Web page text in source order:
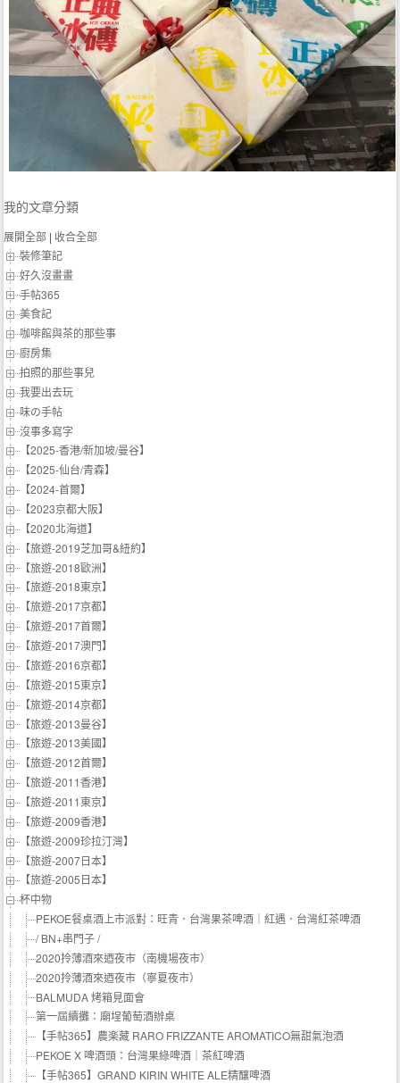
我的文章分類
展開全部 | 收合全部
裝修筆記
好久沒畫畫
手帖365
美食記
咖啡館與茶的那些事
廚房集
拍照的那些事兒
我要出去玩
味の手帖‬
沒事多寫字
【2025-香港/新加坡/曼谷】
【2025-仙台/青森】
【2024-首爾】
【2023京都大阪】
【2020北海道】
【旅遊-2019芝加哥&紐約】
【旅遊-2018歐洲】
【旅遊-2018東京】
【旅遊-2017京都】
【旅遊-2017首爾】
【旅遊-2017澳門】
【旅遊-2016京都】
【旅遊-2015東京】
【旅遊-2014京都】
【旅遊-2013曼谷】
【旅遊-2013美國】
【旅遊-2012首爾】
【旅遊-2011香港】
【旅遊-2011東京】
【旅遊-2009香港】
【旅遊-2009珍拉汀灣】
【旅遊-2007日本】
【旅遊-2005日本】
杯中物
PEKOE餐桌酒上市派對：旺青．台灣果茶啤酒｜紅遇．台灣紅茶啤酒
/ BN+串門子 /
2020拎薄酒來迺夜市（南機場夜市）
2020拎薄酒來迺夜市（寧夏夜市）
BALMUDA 烤箱見面會
第一屆續攤：廟埕葡萄酒辦桌
【手帖365】農楽藏 RARO FRIZZANTE AROMATICO無甜氣泡酒
PEKOE X 啤酒頭：台灣果綠啤酒｜茶紅啤酒
【手帖365】GRAND KIRIN WHITE ALE精釀啤酒